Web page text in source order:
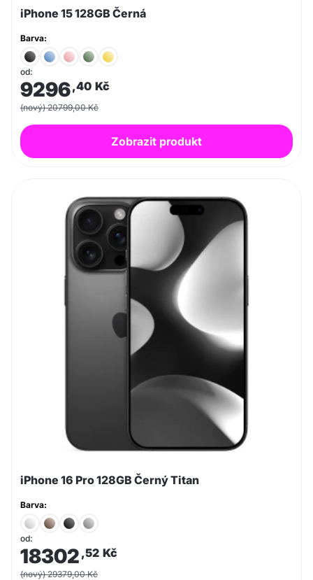
iPhone 15 128GB Černá
Barva:
od:
9296,40 Kč
(nový) 20799,00 Kč
Zobrazit produkt
iPhone 16 Pro 128GB Černý Titan
Barva:
od:
18302 ,52 Kč
(nový) 29379,00 Kč